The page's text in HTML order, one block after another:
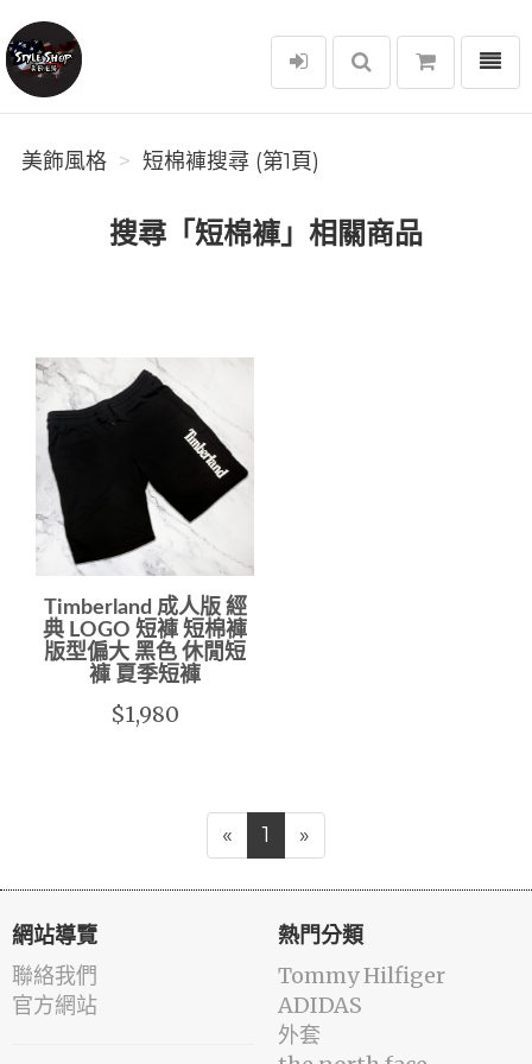
美飾風格
選單
美飾風格 短棉褲搜尋 (第1頁)
搜尋「短棉褲」相關商品
Timberland 成人版 經
典 LOGO 短褲 短棉褲
版型偏大 黑色 休閒短
褲 夏季短褲
$1,980
« 1 »
網站導覽
聯絡我們
官方網站
熱門分類
Tommy Hilfiger
ADIDAS
外套